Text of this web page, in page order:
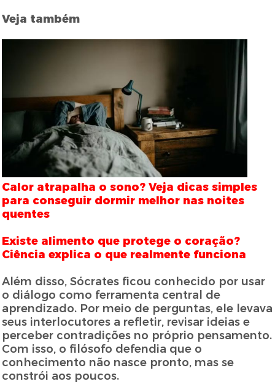
Veja também
Calor atrapalha o sono? Veja dicas simples
para conseguir dormir melhor nas noites
quentes
Existe alimento que protege o coração?
Ciência explica o que realmente funciona
Além disso, Sócrates ficou conhecido por usar
o diálogo como ferramenta central de
aprendizado. Por meio de perguntas, ele levava
seus interlocutores a refletir, revisar ideias e
perceber contradições no próprio pensamento.
Com isso, o filósofo defendia que o
conhecimento não nasce pronto, mas se
constrói aos poucos.